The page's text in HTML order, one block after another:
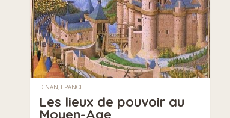
DINAN, FRANCE
Les lieux de pouvoir au
Moyen-Age